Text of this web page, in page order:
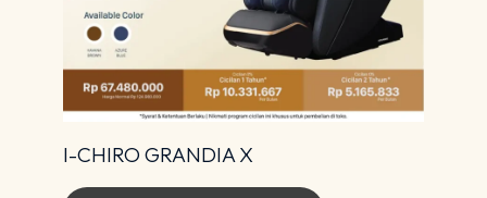
I-CHIRO GRANDIA X